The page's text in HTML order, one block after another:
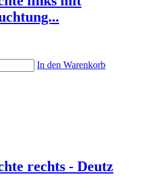
In den Warenkorb
rechts - Deutz